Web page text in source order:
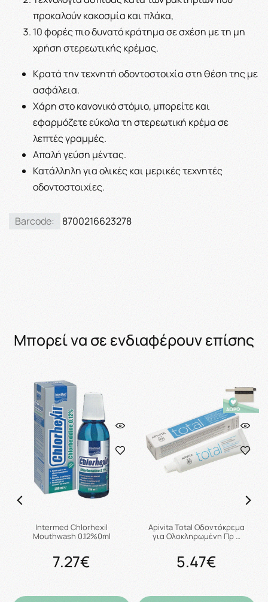
προκαλούν κακοσμία και πλάκα,
10 φορές πιο δυνατό κράτημα σε σχέση με τη μη
χρήση στερεωτικής κρέμας.
Κρατά την τεχνητή οδοντοστοιχία στη θέση της με
ασφάλεια.
Χάρη στο κανονικό στόμιο, μπορείτε και
εφαρμόζετε εύκολα τη στερεωτική κρέμα σε
λεπτές γραμμές.
Απαλή γεύση μέντας.
Κατάλληλη για ολικές και μερικές τεχνητές
οδοντοστοιχίες.
Barcode: 8700216623278
Μπορεί να σε ενδιαφέρουν επίσης
Intermed Chlorhexil
Mouthwash 0.12%0ml
7.27€
Apivita Total Οδοντόκρεμα
για Ολοκληρωμένη Πρ …
5.47€